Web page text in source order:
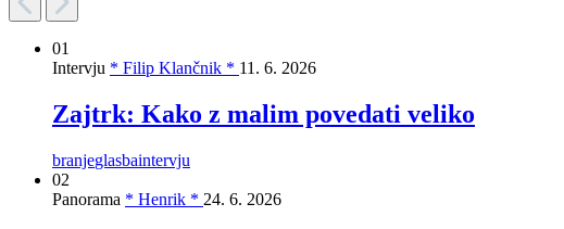
01
Intervju * Filip Klančnik * 11. 6. 2026
Zajtrk: Kako z malim povedati veliko
branjeglasbaintervju
02
Panorama * Henrik * 24. 6. 2026